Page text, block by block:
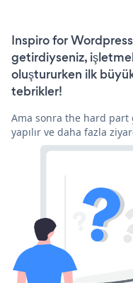
Inspiro for
getirdiyseniz,
oluştururken ilk
tebrikler!
Ama sonra the hard part
yapılır ve daha fazla